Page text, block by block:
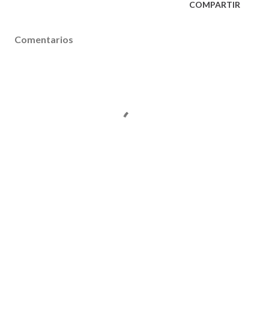
COMPARTIR
Comentarios